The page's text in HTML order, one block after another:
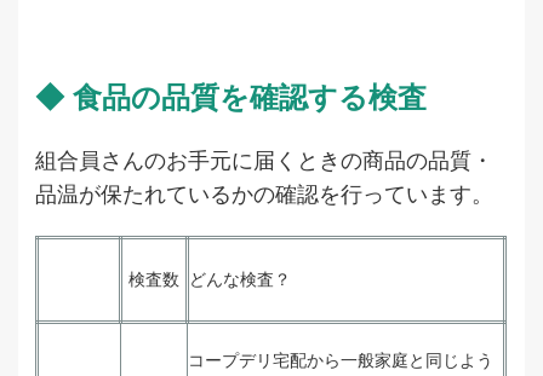
◆ 食品の品質を確認する検査
組合員さんのお手元に届くときの商品の品質・
品温が保たれているかの確認を行っています。
検査数 どんな検査？
コープデリ宅配から一般家庭と同じよう